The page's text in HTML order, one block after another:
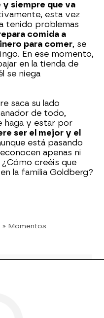
siempre que va
esta vez
tenido problemas
comida a
para comer, se
En ese momento,
en la tienda de
se niega
saca su lado
de todo,
haga y estar por
ser el mejor y el
está pasando
apenas ni
¿Cómo creéis que
la familia Goldberg?
» Momentos